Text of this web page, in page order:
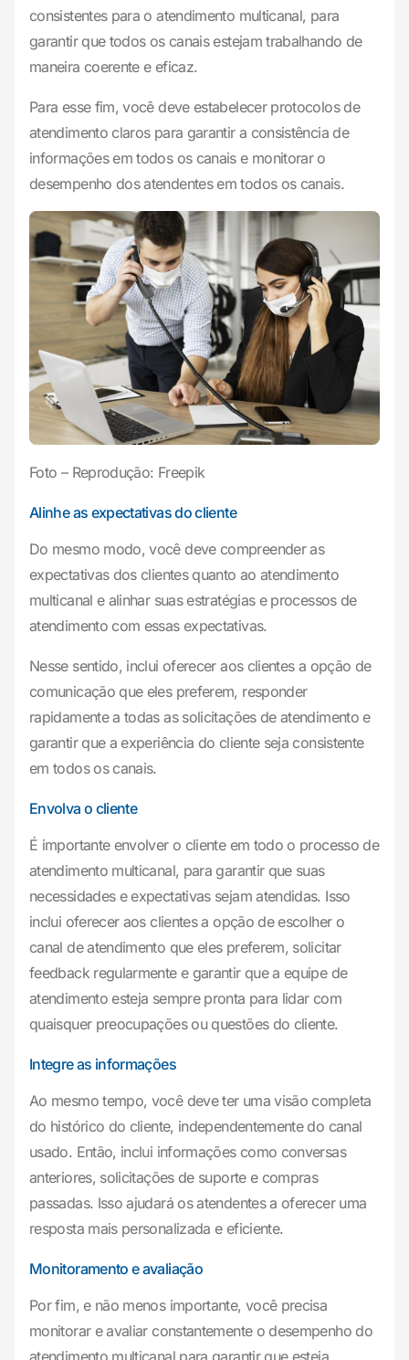
consistentes para o atendimento multicanal, para
garantir que todos os canais estejam trabalhando de
maneira coerente e eficaz.
Para esse fim, você deve estabelecer protocolos de
atendimento claros para garantir a consistência de
informações em todos os canais e monitorar o
desempenho dos atendentes em todos os canais.
Foto – Reprodução: Freepik
Alinhe as expectativas do cliente
Do mesmo modo, você deve compreender as
expectativas dos clientes quanto ao atendimento
multicanal e alinhar suas estratégias e processos de
atendimento com essas expectativas.
Nesse sentido, inclui oferecer aos clientes a opção de
comunicação que eles preferem, responder
rapidamente a todas as solicitações de atendimento e
garantir que a experiência do cliente seja consistente
em todos os canais.
Envolva o cliente
É importante envolver o cliente em todo o processo de
atendimento multicanal, para garantir que suas
necessidades e expectativas sejam atendidas. Isso
inclui oferecer aos clientes a opção de escolher o
canal de atendimento que eles preferem, solicitar
feedback regularmente e garantir que a equipe de
atendimento esteja sempre pronta para lidar com
quaisquer preocupações ou questões do cliente.
Integre as informações
Ao mesmo tempo, você deve ter uma visão completa
do histórico do cliente, independentemente do canal
usado. Então, inclui informações como conversas
anteriores, solicitações de suporte e compras
passadas. Isso ajudará os atendentes a oferecer uma
resposta mais personalizada e eficiente.
Monitoramento e avaliação
Por fim, e não menos importante, você precisa
monitorar e avaliar constantemente o desempenho do